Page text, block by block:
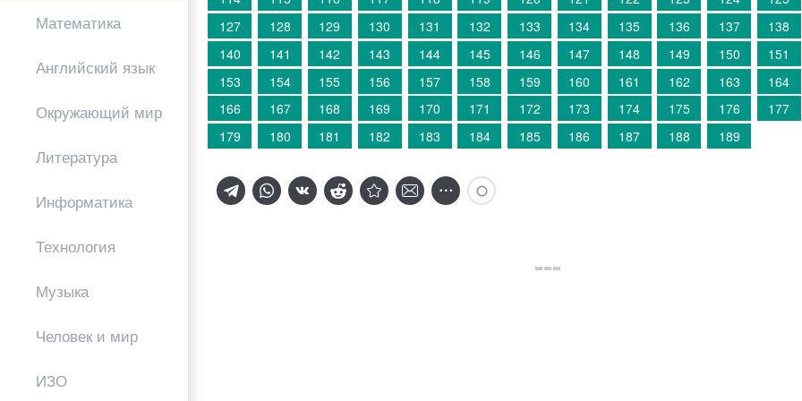
Математика
Английский язык
Окружающий мир
Литература
Информатика
Технология
Музыка
Человек и мир
ИЗО
127
128 129 130 131 132 133 134 135 136 137 138
140
141 142 143 144 145 146 147 148 149 150 151
153
154 155 156 157 158 159 160 161 162 163 164
166
167 168 169 170 171 172 173 174 175 176 177
179
180 181 182 183 184 185 186 187 188 189